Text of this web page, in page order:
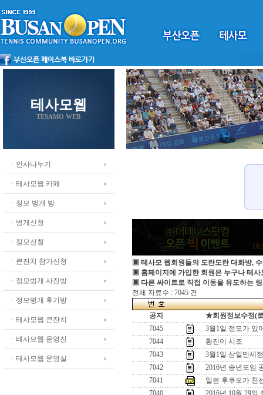
테사모웹
TESAMO WEB
ㆍ인사나누기
ㆍ테사모웹 카페
ㆍ정모 벙개 방
ㆍ벙개신청
ㆍ정모신청
ㆍ큰잔치 참가신청
ㆍ정모벙개 사진방
ㆍ정모벙개 후기방
ㆍ테사모웹 큰잔치
ㆍ테사모웹 운영진
ㆍ테사모웹 운영실
▣ 테사모 웹회원들의 도란도란 대화방,
▣ 홈페이지에 가입한 회원은 누구나 테사
▣ 다른 싸이트로 직접 이동을 유도하는
전체 자료수 : 7045 건
공지
★회원정보수정(
7045
3월1일 정모가 있
7044
황진이 시조
7043
3월1일 삼일만세
7042
2016년 송년모임
7041
일본 후쿠오카 친
7040
2016년 10월 29일